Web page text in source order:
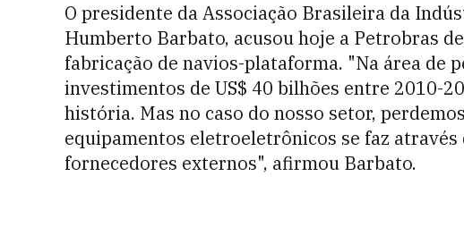
O presidente da Associação Brasileira da
Humberto Barbato, acusou hoje a Petrobras
fabricação de navios-plataforma. "Na área de
investimentos de US$ 40 bilhões entre 2010-
história. Mas no caso do nosso setor,
equipamentos eletroeletrônicos se faz
fornecedores externos", afirmou Barbato.